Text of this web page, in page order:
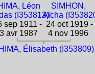
Léon
(I353813)
sep 1911 -
avr 1987
SIMHON,
Aïcha
24 oct 1919 -
4 nov 1996
Élisabeth (I353809)